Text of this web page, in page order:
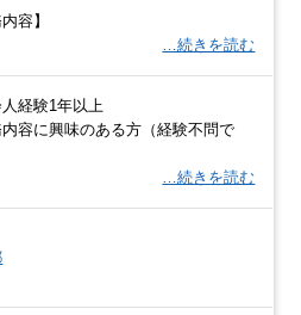
容】
…続きを読む
人経験1年以上
内容に興味のある方（経験不問で
…続きを読む